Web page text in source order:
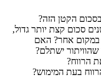
הקטן הזה?
סכום קצת יותר גדול,
במקום אחר? האם
ישתלם?
הרווח?
בעת המימוש?